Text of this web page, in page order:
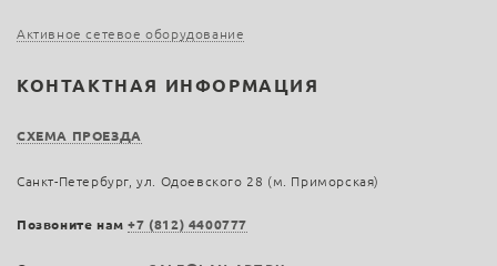
Активное сетевое оборудование
КОНТАКТНАЯ ИНФОРМАЦИЯ
СХЕМА ПРОЕЗДА
Санкт-Петербург, ул. Одоевского 28 (м. Приморская)
Позвоните нам+7 (812) 4400777